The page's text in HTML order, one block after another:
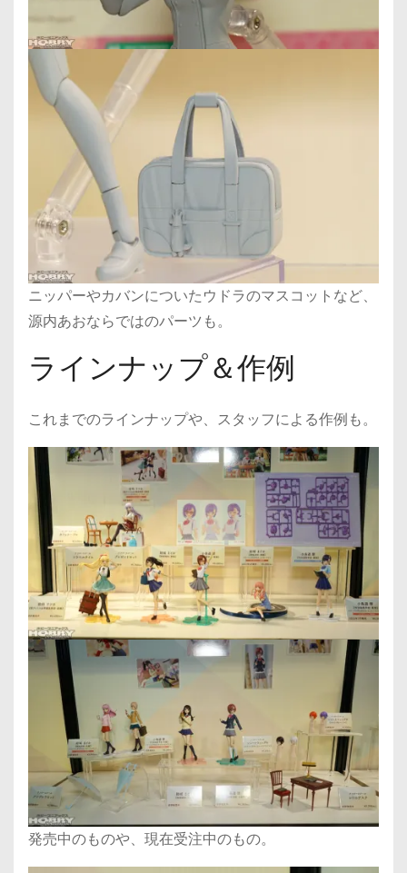
ニッパーやカバンについたウドラのマスコットなど、
源内あおならではのパーツも。
ラインナップ＆作例
これまでのラインナップや、スタッフによる作例も。
発売中のものや、現在受注中のもの。